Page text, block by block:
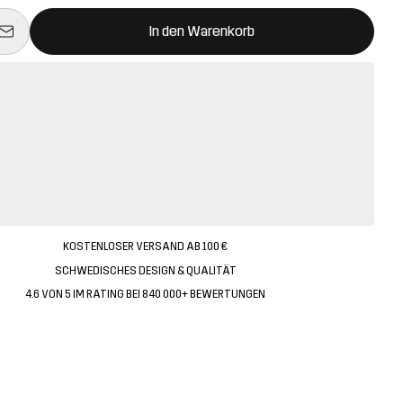
In den Warenkorb
öffnet ein Fenster und legt den neuen Artikel in den Warenkorb.
KOSTENLOSER VERSAND AB 100 €
SCHWEDISCHES DESIGN & QUALITÄT
4.6 VON 5 IM RATING BEI 840 000+ BEWERTUNGEN